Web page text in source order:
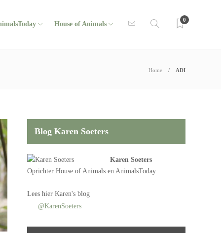
House of Animals
0
Home ADI
Blog Karen Soeters
Karen Soeters
OprichterHouse of Animals en AnimalsToday
Leeshier Karen's blog
@KarenSoeters